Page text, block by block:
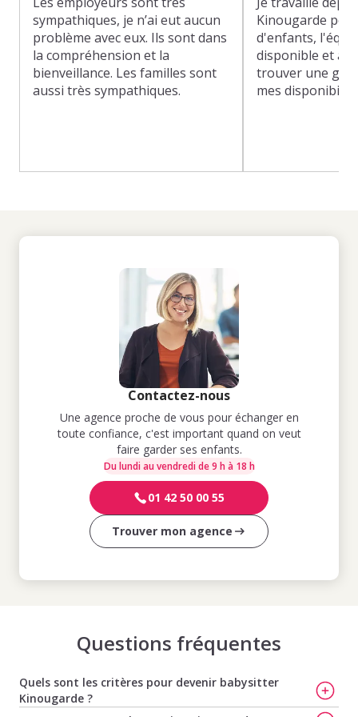
sympathiques, je n’ai eut aucun
problème avec eux. Ils sont dans
la compréhension et la
bienveillance. Les familles sont
aussi très sympathiques.
Kinougarde
d'enfants,
disponible et à
trouver une
mes
Contactez-nous
Une agence proche de vous pour échanger en
toute confiance, c'est important quand on veut
faire garder ses enfants.
Du lundi au vendredi de 9 h à 18 h
01 42 50 00 55
Trouver mon agence
Questions fréquentes
Quels sont les critères pour devenir babysitter
Kinougarde ?